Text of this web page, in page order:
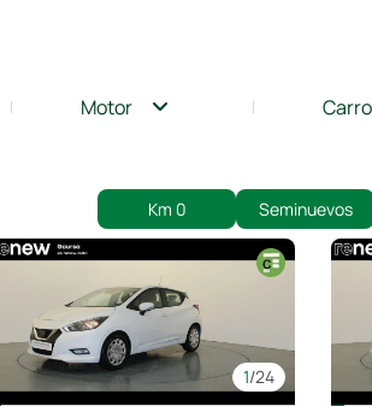
Motor
Km 0 Seminuevos
1/24